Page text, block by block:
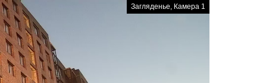
Загляденье, Камера 1